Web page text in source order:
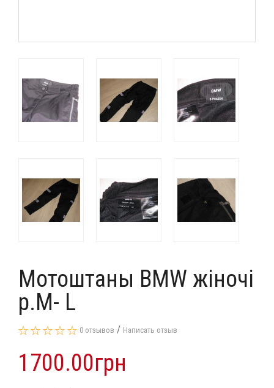
Мотоштаны BMW жіночі
р.M- L
0 отзывов / Написать отзыв
1700.00грн